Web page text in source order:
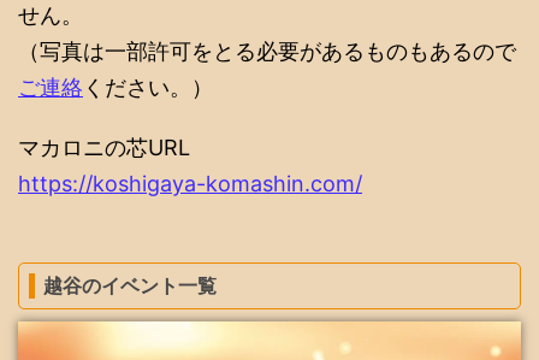
せん。
（写真は一部許可をとる必要があるものもあるので
ご連絡 ください。）
マカロニの芯URL
https://koshigaya-komashin.com/
越谷のイベント一覧